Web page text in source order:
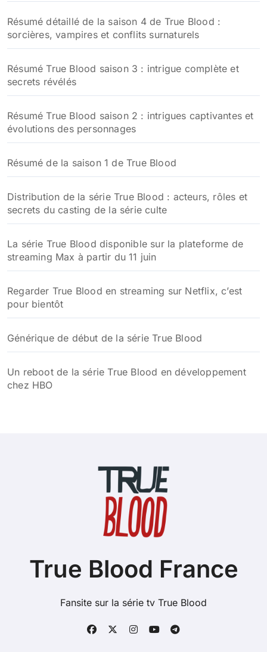
Résumé détaillé de la saison 4 de True Blood :
sorcières, vampires et conflits surnaturels
Résumé True Blood saison 3 : intrigue complète et
secrets révélés
Résumé True Blood saison 2 : intrigues captivantes et
évolutions des personnages
Résumé de la saison 1 de True Blood
Distribution de la série True Blood : acteurs, rôles et
secrets du casting de la série culte
La série True Blood disponible sur la plateforme de
streaming Max à partir du 11 juin
Regarder True Blood en streaming sur Netflix, c’est
pour bientôt
Générique de début de la série True Blood
Un reboot de la série True Blood en développement
chez HBO
True Blood France
Fansite sur la série tv True Blood